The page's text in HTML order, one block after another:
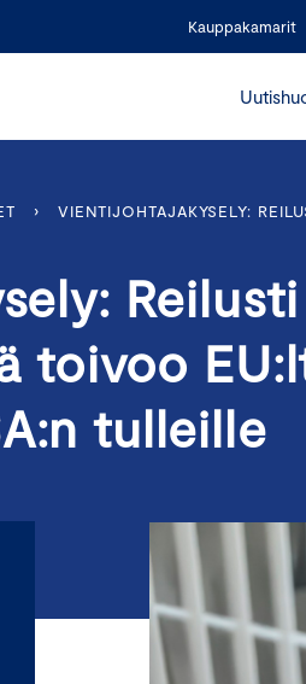
Kauppakamarit
› VIENTIJOHTAJAKYSELY:
toivoo
tulleille